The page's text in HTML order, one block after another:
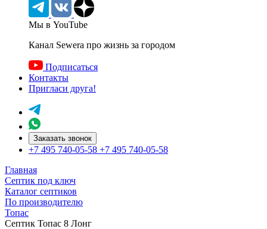
Мы в YouTube
Канал Sewera про жизнь за городом
Подписаться
Контакты
Пригласи друга!
Заказать звонок
+7 495 740-05-58 +7 495 740-05-58
Главная
Септик под ключ
Каталог септиков
По производителю
Топас
Септик Топас 8 Лонг